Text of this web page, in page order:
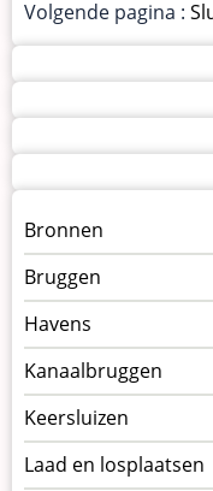
Volgende pagina :
Menu
kunstwerken
op
Bronnen
Bruggen
Havens
Kanaalbruggen
Keersluizen
Laad en losplaatsen